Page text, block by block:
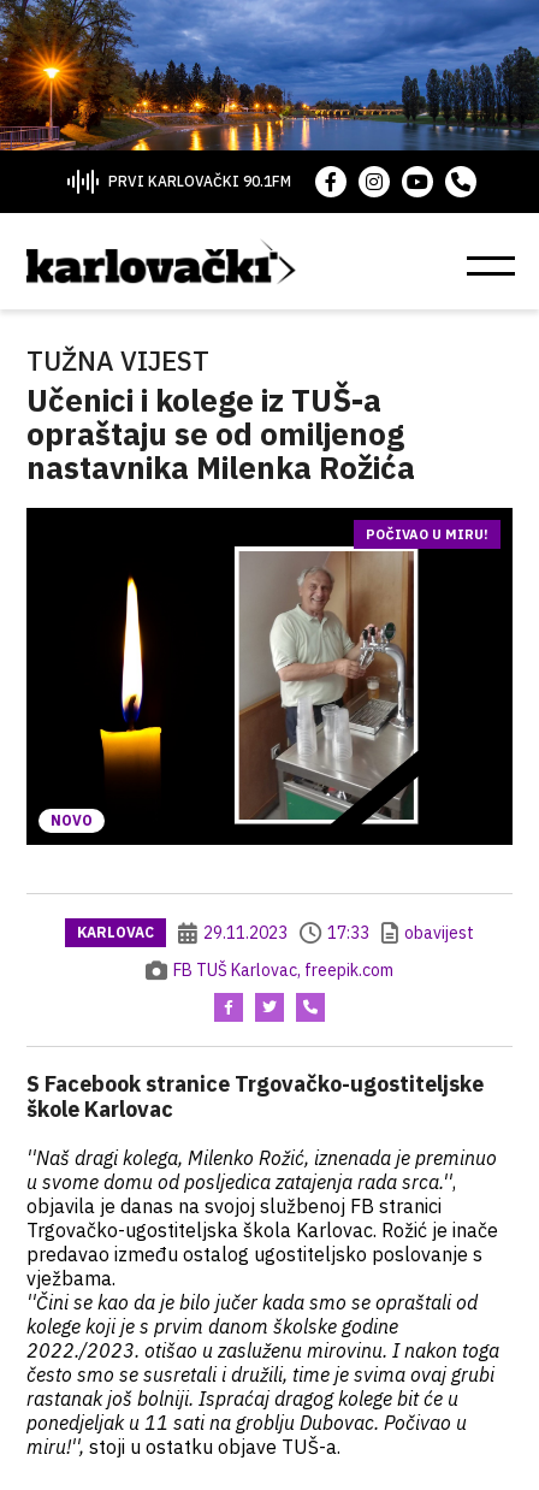
PRVI KARLOVAČKI 90.1FM
TUŽNA VIJEST
Učenici i kolege iz TUŠ-a
opraštaju se od omiljenog
nastavnika Milenka Rožića
NOVO
POČIVAO U MIRU!
KARLOVAC 29.11.2023 17:33
obavijest
FB TUŠ Karlovac, freepik.com
S Facebook stranice Trgovačko-ugostiteljske
škole Karlovac
''Naš dragi kolega, Milenko Rožić, iznenada je preminuo
u svome domu od posljedica zatajenja rada srca.'',
objavila je danas na svojoj službenoj FB stranici
Trgovačko-ugostiteljska škola Karlovac. Rožić je inače
predavao između ostalog ugostiteljsko poslovanje s
vježbama.
''Čini se kao da je bilo jučer kada smo se opraštali od
kolege koji je s prvim danom školske godine
2022./2023. otišao u zasluženu mirovinu. I nakon toga
često smo se susretali i družili, time je svima ovaj grubi
rastanak još bolniji. Ispraćaj dragog kolege bit će u
ponedjeljak u 11 sati na groblju Dubovac. Počivao u
miru!'',stoji u ostatku objave TUŠ-a.